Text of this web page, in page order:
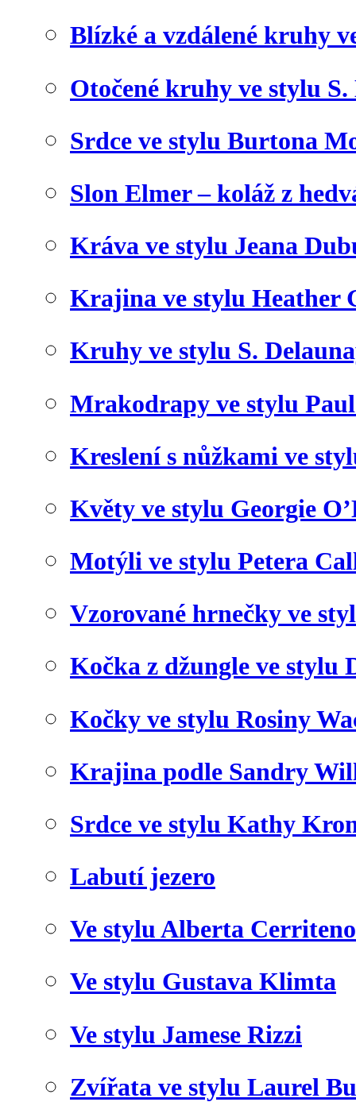
Blízké a vzdálené kruhy
Otočené kruhy ve stylu S.
Srdce ve stylu Burtona
Slon Elmer – koláž z
Kráva ve stylu Jeana
Krajina ve stylu Heather
Kruhy ve stylu S.
Mrakodrapy ve stylu
Kreslení s nůžkami ve
Květy ve stylu Georgie
Motýli ve stylu Petera
Vzorované hrnečky ve
Kočka z džungle ve stylu
Kočky ve stylu Rosiny
Krajina podle Sandry
Srdce ve stylu Kathy
Labutí jezero
Ve stylu Alberta Cerriteno
Ve stylu Gustava Klimta
Ve stylu Jamese Rizzi
Zvířata ve stylu Laurel